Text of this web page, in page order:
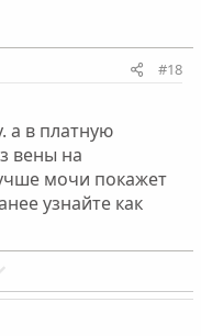
т
н
ы
й
г
л
с
#18
а в платную
вены на
мочи покажет
узнайте как
е